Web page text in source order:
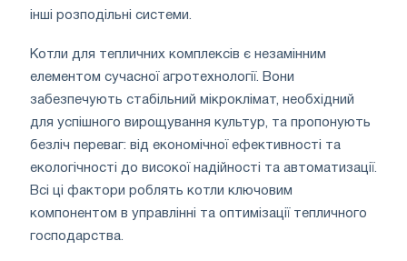
інші розподільні системи.
Котли для тепличних комплексів є незамінним
елементом сучасної агротехнології. Вони
забезпечують стабільний мікроклімат, необхідний
для успішного вирощування культур, та пропонують
безліч переваг: від економічної ефективності та
екологічності до високої надійності та автоматизації.
Всі ці фактори роблять котли ключовим
компонентом в управлінні та оптимізації тепличного
господарства.